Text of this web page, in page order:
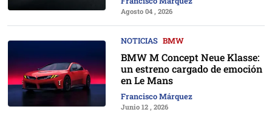
Agosto 04 , 2026
NOTICIAS BMW
BMW M Concept Neue Klasse:
un estreno cargado de emoción
en Le Mans
Francisco Márquez
Junio 12 , 2026